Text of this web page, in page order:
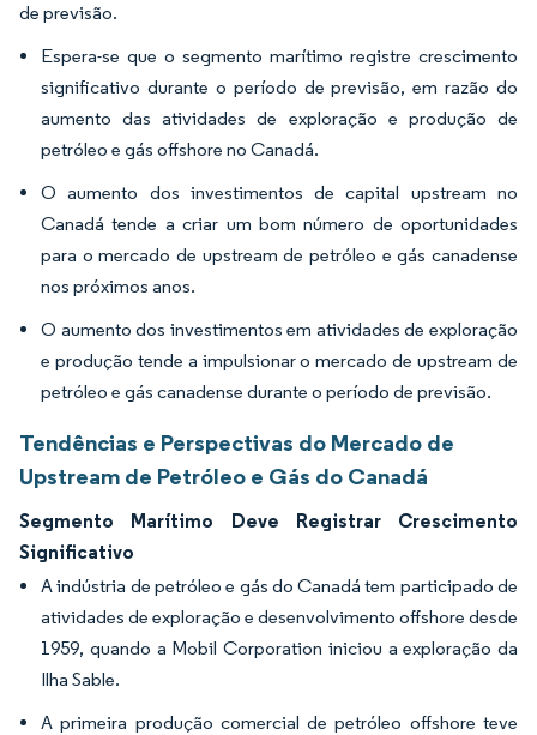
de previsão.
Espera-se que o segmento marítimo registre crescimento
significativo durante o período de previsão, em razão do
aumento das atividades de exploração e produção de
petróleo e gás offshore no Canadá.
O aumento dos investimentos de capital upstream no
Canadá tende a criar um bom número de oportunidades
para o mercado de upstream de petróleo e gás canadense
nos próximos anos.
O aumento dos investimentos em atividades de exploração
e produção tende a impulsionar o mercado de upstream de
petróleo e gás canadense durante o período de previsão.
Tendências e Perspectivas do Mercado de
Upstream de Petróleo e Gás do Canadá
Segmento Marítimo Deve Registrar Crescimento
Significativo
A indústria de petróleo e gás do Canadá tem participado de
atividades de exploração e desenvolvimento offshore desde
1959, quando a Mobil Corporation iniciou a exploração da
Ilha Sable.
A primeira produção comercial de petróleo offshore teve